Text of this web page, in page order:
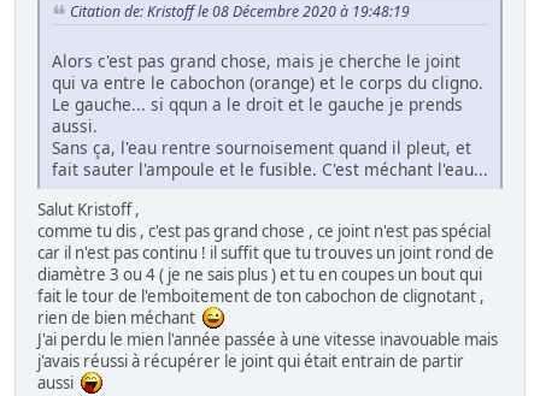
Citation de: Kristoff le 08 Décembre 2020 à 19:48:19
Alors c'est pas grand chose, mais je cherche le joint
qui va entre le cabochon (orange) et le corps du cligno.
Le gauche... si qqun a le droit et le gauche je prends
aussi.
Sans ça, l'eau rentre sournoisement quand il pleut, et
fait sauter l'ampoule et le fusible. C'est méchant l'eau...
Salut Kristoff ,
comme tu dis , c'est pas grand chose , ce joint n'est pas spécial
car il n'est pas continu ! il suffit que tu trouves un joint rond de
diamètre 3 ou 4 ( je ne sais plus ) et tu en coupes un bout qui
fait le tour de l'emboitement de ton cabochon de clignotant ,
rien de bien méchant
J'ai perdu le mien l'année passée à une vitesse inavouable mais
j'avais réussi à récupérer le joint qui était entrain de partir
aussi